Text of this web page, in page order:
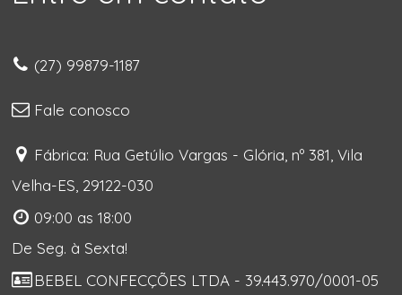
(27) 99879-1187
Fale conosco
Fábrica: Rua Getúlio Vargas - Glória, nº 381, Vila
Velha-ES, 29122-030
09:00 as 18:00
De Seg. à Sexta!
BEBEL CONFECÇÕES LTDA - 39.443.970/0001-05